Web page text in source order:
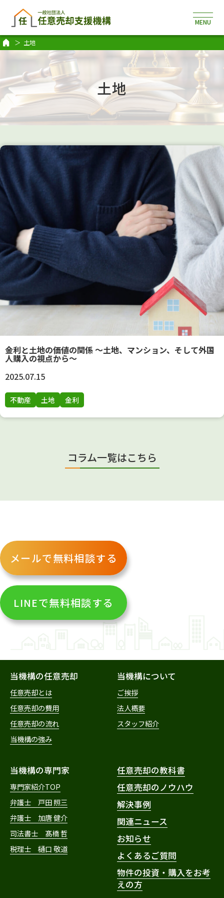
土地
土地
金利と土地の価値の関係 ～土地、マンション、そして外国
人購入の視点から～
2025.07.15
不動産 土地 金利
コラム一覧はこちら
メールで無料相談する
LINEで無料相談する
当機構の任意売却
任意売却とは
任意売却の費用
任意売却の流れ
当機構の強み
当機構について
ご挨拶
法人概要
スタッフ紹介
当機構の専門家
専門家紹介TOP
弁護士 戸田 照三
弁護士 加唐 健介
司法書士 髙橋 哲
税理士 樋口 敬道
任意売却の教科書
任意売却のノウハウ
解決事例
関連ニュース
お知らせ
よくあるご質問
物件の投資・購入をお考
えの方